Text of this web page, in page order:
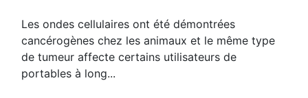
Les ondes cellulaires ont été démontrées
cancérogènes chez les animaux et le même type
de tumeur affecte certains utilisateurs de
portables à long...